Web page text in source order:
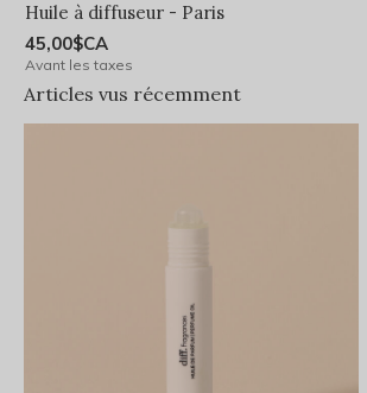
Huile à diffuseur - Paris
45,00$CA
Avant les taxes
Articles vus récemment